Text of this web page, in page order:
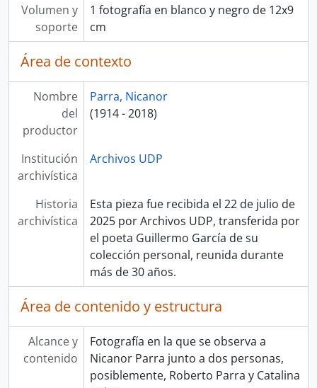
Volumen y
soporte
1 fotografía en blanco y negro de 12x9
cm
Área de contexto
Nombre
del
productor
Parra, Nicanor
(1914 - 2018)
Institución
archivística
Archivos UDP
Historia
archivística
Esta pieza fue recibida el 22 de julio de
2025 por Archivos UDP, transferida por
el poeta Guillermo García de su
colección personal, reunida durante
más de 30 años.
Área de contenido y estructura
Alcance y
contenido
Fotografía en la que se observa a
Nicanor Parra junto a dos personas,
posiblemente, Roberto Parra y Catalina